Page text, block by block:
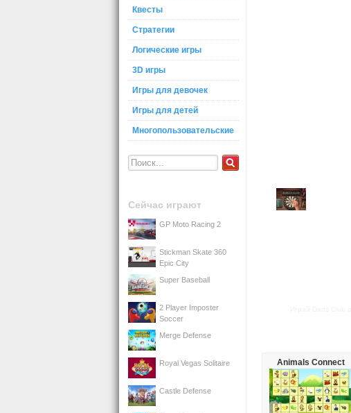
Квесты
Стратегии
Логические игры
3D игры
Игры для девочек
Игры для детей
Многопользовательские
Сейчас играют
GP Moto Racing 2
Stickman Skate 360
Epic City
Super Baseball
2 Player Imposter
Soccer
Merge Defense
Royal Vegas Solitaire
Castle Defense
Animals Connect